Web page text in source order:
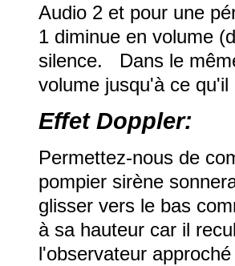
Audio 2 et pour une
1 diminue en volume
silence. Dans le
volume jusqu'à ce
Effet Doppler:
Permettez-nous de
pompier sirène
glisser vers le bas
à sa hauteur car il
l'observateur